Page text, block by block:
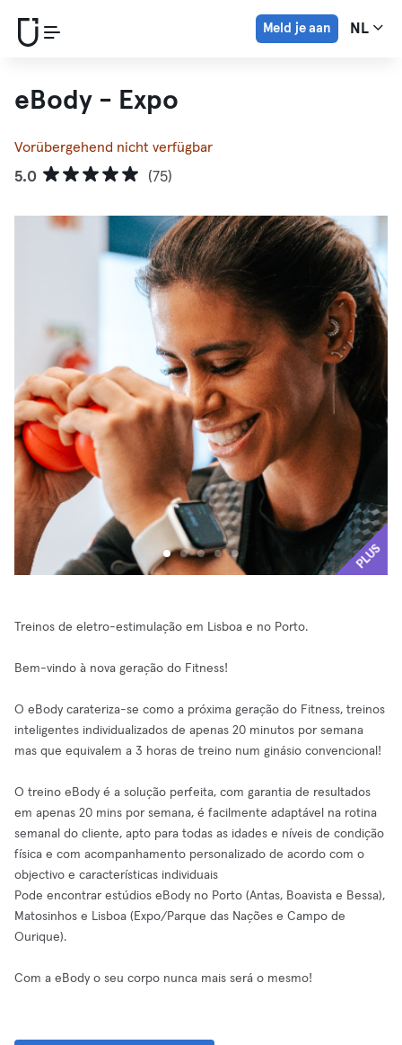
Meld je aan NL
eBody - Expo
Vorübergehend nicht verfügbar
5.0 (75)
PLUS
Treinos de eletro-estimulação em Lisboa e no Porto.
Bem-vindo à nova geração do Fitness!
O eBody carateriza-se como a próxima geração do Fitness, treinos
inteligentes individualizados de apenas 20 minutos por semana
mas que equivalem a 3 horas de treino num ginásio convencional!
O treino eBody é a solução perfeita, com garantia de resultados
em apenas 20 mins por semana, é facilmente adaptável na rotina
semanal do cliente, apto para todas as idades e níveis de condição
física e com acompanhamento personalizado de acordo com o
objectivo e características individuais
Pode encontrar estúdios eBody no Porto (Antas, Boavista e Bessa),
Matosinhos e Lisboa (Expo/Parque das Nações e Campo de
Ourique).
Com a eBody o seu corpo nunca mais será o mesmo!